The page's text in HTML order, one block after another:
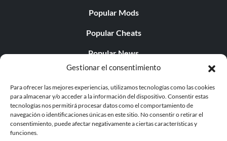
Gestionar el consentimiento
Para ofrecer las mejores experiencias, utilizamos tecnologías como las cookies
para almacenar y/o acceder a la información del dispositivo. Consentir estas
tecnologías nos permitirá procesar datos como el comportamiento de
navegación o identificaciones únicas en este sitio. No consentir o retirar el
consentimiento, puede afectar negativamente a ciertas características y
funciones.
Popular Mods
Popular Cheats
Popular News
Popular Editorials
Popular Free Games
LATEST UPDATES